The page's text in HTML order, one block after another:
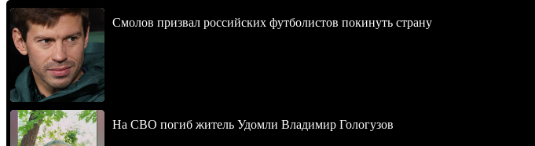
Смолов призвал российских футболистов покинуть страну
На СВО погиб житель Удомли Владимир Гологузов